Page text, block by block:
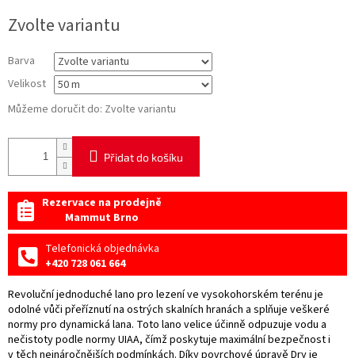
cena:
Zvolte variantu
Barva
Velikost
Můžeme doručit do: Zvolte variantu
Přidat do košíku
Rezervace na prodejně
Mammut Brno
Telefonická objednávka
+420 728 061 664
Revoluční jednoduché lano pro lezení ve vysokohorském terénu je
odolné vůči přeříznutí na ostrých skalních hranách a splňuje veškeré
normy pro dynamická lana. Toto lano velice účinně odpuzuje vodu a
nečistoty podle normy UIAA, čímž poskytuje maximální bezpečnost i